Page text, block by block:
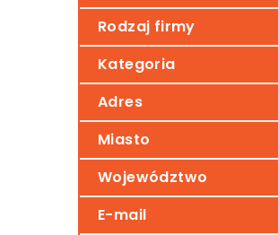
Rodzaj firmy
Kategoria
Adres
Miasto
Województwo
E-mail